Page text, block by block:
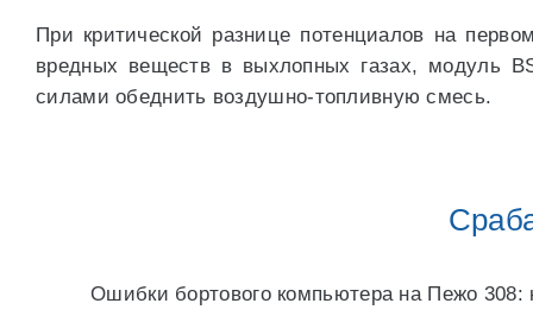
При критической разнице потенциалов на
вредных веществ в выхлопных газах, модуль
силами обеднить воздушно-топливную смесь.
Ошибки бортового компьютера на Пежо